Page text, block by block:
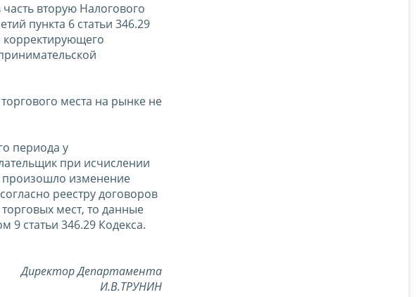
вторую Налогового
пункта 6 статьи 346.29
корректирующего
места на рынке не
периода у
при исчислении
произошло изменение
реестру договоров
мест, то данные
9 статьи 346.29 Кодекса.
Директор Департамента
И.В.ТРУНИН